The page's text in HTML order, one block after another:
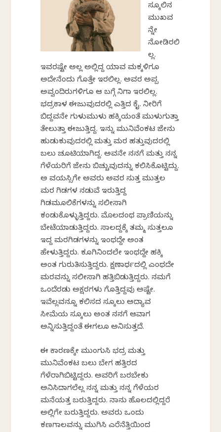
ಸ್ಕೂಲಿನ
ಮುಖವ
ನ್ನೇ
ನೋಡಿರಲಿ
ಲ್ಲ.
ಇವರಷ್ಟೇ ಅಲ್ಲ ಅಲ್ಲಿದ್ದ ಯಾವ ಮಕ್ಕಳಿಗೂ
ಅದೇನೆಂದು ಗೊತ್ತೇ ಇರಲಿಲ್ಲ. ಅವರ ಅಪ್ಪ
ಅವ್ವಂದಿರುಗಳಿಗೂ ಆ ಬಗ್ಗೆ ನಿಗಾ ಇರಲಿಲ್ಲ.
ಭದ್ರಕಾಳ ಈಜುವುದರಲ್ಲಿ ಎತ್ತಿದ ಕೈ. ನೀರಿಗೆ
ಬಿದ್ದವನೇ ಗುಳುಮುಳು ಹಕ್ಕಿಯಂತೆ ಮುಳುಗುತ್ತಾ
ತೇಲುತ್ತಾ ಈಜುತ್ತಿದ್ದ. ಇನ್ನು ಮುನಿವೆಂಕಟ ಜೇನು
ಹುಡುಕುವುದರಲ್ಲಿ ಮತ್ತು ಮರ ಹತ್ತುವುದರಲ್ಲಿ
ಬಲು ಚೂಟಿಯಾಗಿದ್ದ. ಅವನೇ ನನಗೆ ಮತ್ತು ನನ್ನ
ಗೆಳೆಯರಿಗೆ ಜೇನು ಬಿಚ್ಚುವುದನ್ನು ಕಲಿಸಿಕೊಟ್ಟಿದ್ದು.
ಅ ವಯಸ್ಸಿಗೇ ಅವರು ಅವರ ಸುತ್ತ ಮುತ್ತಲ
ಮರ ಗಿಡಗಳ ನಡುವೆ ಇರುತ್ತಿದ್ದ
ಗಿಡಮೂಲಿಕೆಗಳನ್ನು ಸಲೀಸಾಗಿ
ಕಂಡುಕೊಳ್ಳುತ್ತಿದ್ದರು. ಮೊಲದಂಥ ಪ್ರಾಣಿಯನ್ನು
ಬೇಟೆಯಾಡುತ್ತಿದ್ದರು. ಸಾಲದ್ದಕ್ಕೆ ತಮ್ಮ ಸುತ್ತಲೂ
ಇದ್ದ ಮರಗಿಡಗಳನ್ನು ಇಂಥದ್ದೇ ಅಂತ
ಹೇಳುತ್ತಿದ್ದರು. ಕೂಗಿನಿಂದಲೇ ಇಂಥದ್ದೇ ಹಕ್ಕಿ
ಅಂತ ಗುರುತಿಸುತ್ತಿದ್ದರು. ಕ್ಷಣಾರ್ಧದಲ್ಲಿ ಎಂಥದೇ
ಮರವನ್ನು ಸಲೀಸಾಗಿ ಹತ್ತಿಬಿಡುತ್ತಿದ್ದರು. ನಮಗೆ
ಒಂದೆರಡು ಅಕ್ಷರಗಳು ಗೊತ್ತಿದ್ದವು ಅಷ್ಟೇ.
ಇವೆಲ್ಲವನ್ನೂ ಕಲಿಸದ ಸ್ಕೂಲು ಅದ್ಯಾವ
ಸೀಮೆಯ ಸ್ಕೂಲು ಅಂತ ನನಗೆ ಆವಾಗ
ಅನ್ನಿಸುತ್ತಿದ್ದಂತೆ ಈಗಲೂ ಅನಿಸುತ್ತದೆ.
ಈ ಕಾರಣಕ್ಕೇ ಮುಂಗುಸಿ ಭದ್ರ ಮತ್ತು
ಮುನಿವೆಂಕಟ ಬಲು ಬೇಗ ಹತ್ತಿರದ
ಗೆಳೆರಾಗಿಬಿಟ್ಟಿದ್ದರು. ಅವರಿಗೆ ಬರಬೇಕು
ಅನಿಸಿದಾಗಲೆಲ್ಲ ನನ್ನ ಮತ್ತು ನನ್ನ ಗೆಳೆಯರ
ಮನೆಯತ್ತ ಬರುತ್ತಿದ್ದರು. ನಾನು ಹೊಲದಲ್ಲಿದ್ದರೆ
ಅಲ್ಲಿಗೇ ಬರುತ್ತಿದ್ದರು. ಅವರು ಒಂದು
ಕಣಗಾಲವನ್ನು ಮುಗಿಸಿ ಎರೆನೆತ್ತಿಯಿಂದ